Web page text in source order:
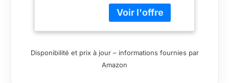
retrouvez le sur
banyo.fr 3 jours
Disponibilité et prix à jour – informations fournies par
Amazon